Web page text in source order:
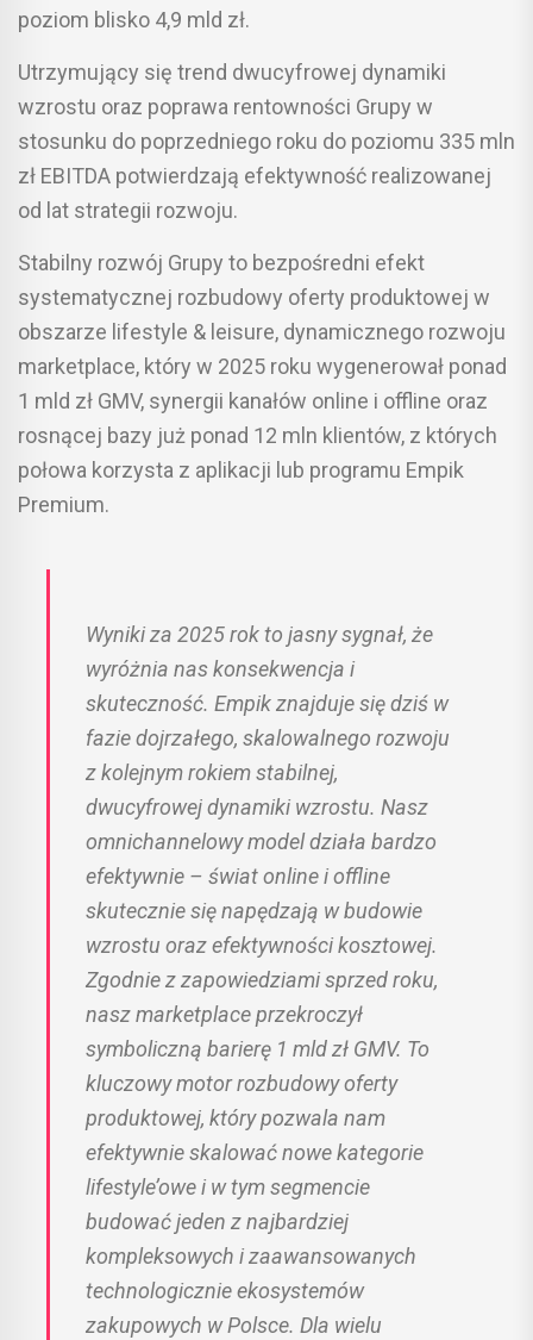
poziom blisko 4,9 mld zł.
Utrzymujący się trend dwucyfrowej dynamiki
wzrostu oraz poprawa rentowności Grupy w
stosunku do poprzedniego roku do poziomu 335 mln
zł EBITDA potwierdzają efektywność realizowanej
od lat strategii rozwoju.
Stabilny rozwój Grupy to bezpośredni efekt
systematycznej rozbudowy oferty produktowej w
obszarze lifestyle & leisure, dynamicznego rozwoju
marketplace, który w 2025 roku wygenerował ponad
1 mld zł GMV, synergii kanałów online i offline oraz
rosnącej bazy już ponad 12 mln klientów, z których
połowa korzysta z aplikacji lub programu Empik
Premium.
Wyniki za 2025 rok to jasny sygnał, że
wyróżnia nas konsekwencja i
skuteczność. Empik znajduje się dziś w
fazie dojrzałego, skalowalnego rozwoju
z kolejnym rokiem stabilnej,
dwucyfrowej dynamiki wzrostu. Nasz
omnichannelowy model działa bardzo
efektywnie – świat online i offline
skutecznie się napędzają w budowie
wzrostu oraz efektywności kosztowej.
Zgodnie z zapowiedziami sprzed roku,
nasz marketplace przekroczył
symboliczną barierę 1 mld zł GMV. To
kluczowy motor rozbudowy oferty
produktowej, który pozwala nam
efektywnie skalować nowe kategorie
lifestyle’owe i w tym segmencie
budować jeden z najbardziej
kompleksowych i zaawansowanych
technologicznie ekosystemów
zakupowych w Polsce. Dla wielu